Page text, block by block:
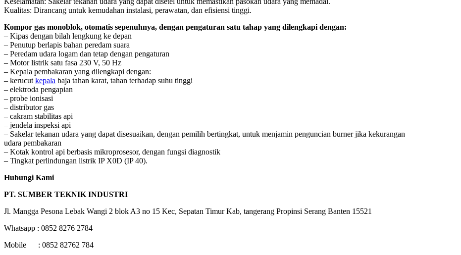
Kualitas: Dirancang untuk kemudahan instalasi, perawatan, dan efisiensi tinggi.
Kompor gas monoblok, otomatis sepenuhnya, dengan pengaturan satu tahap yang dilengkapi dengan:
– Kipas dengan bilah lengkung ke depan
– Penutup berlapis bahan peredam suara
– Peredam udara logam dan tetap dengan pengaturan
– Motor listrik satu fasa 230 V, 50 Hz
– Kepala pembakaran yang dilengkapi dengan:
– kerucut kepala baja tahan karat, tahan terhadap suhu tinggi
– elektroda pengapian
– probe ionisasi
– distributor gas
– cakram stabilitas api
– jendela inspeksi api
– Sakelar tekanan udara yang dapat disesuaikan, dengan pemilih bertingkat, untuk menjamin penguncian burner jika kekurangan
udara pembakaran
– Kotak kontrol api berbasis mikroprosesor, dengan fungsi diagnostik
– Tingkat perlindungan listrik IP X0D (IP 40).
Hubungi Kami
PT. SUMBER TEKNIK INDUSTRI
Jl. Mangga Pesona Lebak Wangi 2 blok A3 no 15 Kec, Sepatan Timur Kab, tangerang Propinsi Serang Banten 15521
Whatsapp : 0852 8276 2784
Mobile : 0852 82762 784